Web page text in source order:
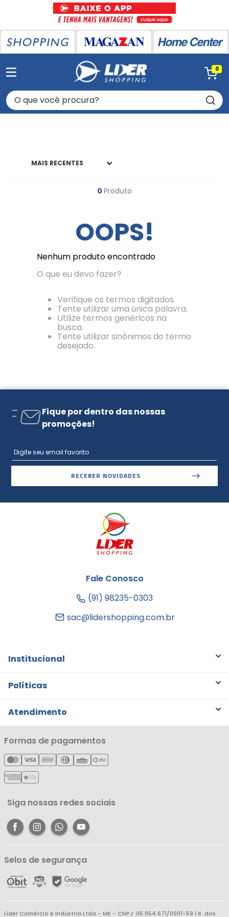
0
O que você procura?
MAIS RECENTES
0 Produto
OOPS!
Nenhum produto encontrado
O que eu devo fazer?
Verifique os termos digitados.
Tente utilizar uma única palavra.
Utilize termos genéricos na
busca.
Tente utilizar sinônimos do termo
desejado.
Fique por dentro das nossas
promoções!
RECEBER NOVIDADES
Fale Conosco
(91) 98235-0303
sac@lidershopping.com.br
Institucional
Quem somos
Notícias
Cartão Líderzan
Políticas
Trocas e Devoluções
Política de Privacidade
Política de Entrega
Política de Reembolso
Atendimento
Minha Conta
Meus Pedidos
Meus Favoritos
Central de Atendimento
Formas de pagamentos
Siga nossas redes sociais
Selos de segurança
Líder Comércio e Indústria Ltda - ME - CNPJ: 05.054.671/0001-59 | R. dos